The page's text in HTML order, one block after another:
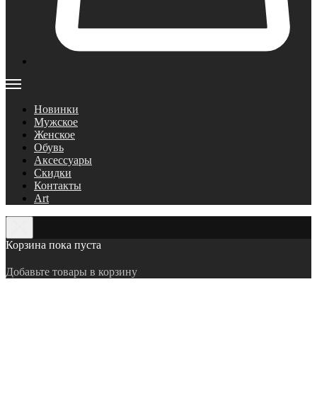
Новинки
Мужское
Женское
Обувь
Аксессуары
Скидки
Контакты
Art
Корзина пока пуста
Добавьте товары в корзину